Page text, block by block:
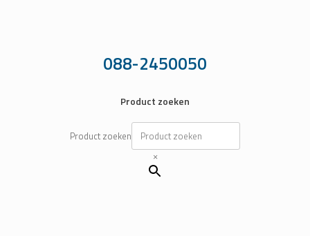
088-2450050
Product zoeken
Product zoeken
×